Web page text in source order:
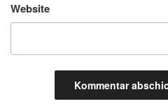
Website